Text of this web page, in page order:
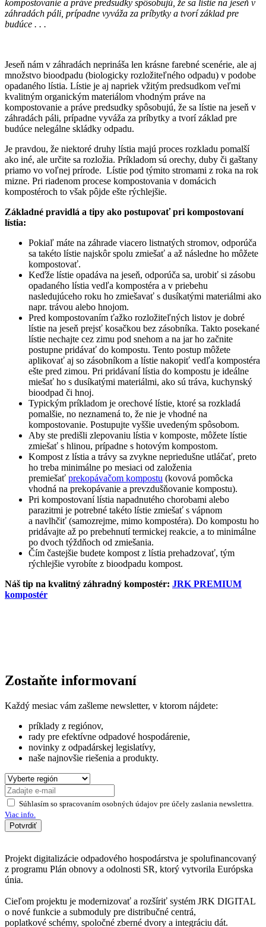
kompostovanie a práve predsudky spôsobujú, že sa lístie na jeseň v
záhradách páli, prípadne vyváža za príbytky a tvorí základ pre
budúce . . .
Jeseň nám v záhradách neprináša len krásne farebné scenérie, ale aj
množstvo bioodpadu (biologicky rozložiteľného odpadu) v podobe
opadaného lístia. Lístie je aj napriek vžitým predsudkom veľmi
kvalitným organickým materiálom vhodným práve na
kompostovanie a práve predsudky spôsobujú, že sa lístie na jeseň v
záhradách páli, prípadne vyváža za príbytky a tvorí základ pre
budúce nelegálne skládky odpadu.
Je pravdou, že niektoré druhy lístia majú proces rozkladu pomalší
ako iné, ale určite sa rozložia. Príkladom sú orechy, duby či gaštany
priamo vo voľnej prírode. Lístie pod týmito stromami z roka na rok
mizne. Pri riadenom procese kompostovania v domácich
kompostéroch to však pôjde ešte rýchlejšie.
Základné pravidlá a tipy ako postupovať pri kompostovaní
lístia:
Pokiaľ máte na záhrade viacero listnatých stromov, odporúča
sa takéto lístie najskôr spolu zmiešať a až následne ho môžete
kompostovať.
Keďže lístie opadáva na jeseň, odporúča sa, urobiť si zásobu
opadaného lístia vedľa kompostéra a v priebehu
nasledujúceho roku ho zmiešavať s dusíkatými materiálmi ako
napr. trávou alebo hnojom.
Pred kompostovaním ťažko rozložiteľných listov je dobré
lístie na jeseň prejsť kosačkou bez zásobníka. Takto posekané
lístie nechajte cez zimu pod snehom a na jar ho začnite
postupne pridávať do kompostu. Tento postup môžete
aplikovať aj so zásobníkom a lístie nakopiť vedľa kompostéra
ešte pred zimou. Pri pridávaní lístia do kompostu je ideálne
miešať ho s dusíkatými materiálmi, ako sú tráva, kuchynský
bioodpad či hnoj.
Typickým príkladom je orechové lístie, ktoré sa rozkladá
pomalšie, no neznamená to, že nie je vhodné na
kompostovanie. Postupujte vyššie uvedeným spôsobom.
Aby ste predišli zlepovaniu lístia v komposte, môžete lístie
zmiešať s hlinou, prípadne s hotovým kompostom.
Kompost z lístia a trávy sa zvykne nepriedušne utláčať, preto
ho treba minimálne po mesiaci od založenia
premiešať prekopávačom kompostu (kovová pomôcka
vhodná na prekopávanie a prevzdušňovanie kompostu).
Pri kompostovaní lístia napadnutého chorobami alebo
parazitmi je potrebné takéto lístie zmiešať s vápnom
a navlhčiť (samozrejme, mimo kompostéra). Do kompostu ho
pridávajte až po prebehnutí termickej reakcie, a to minimálne
po dvoch týždňoch od zmiešania.
Čím častejšie budete kompost z lístia prehadzovať, tým
rýchlejšie vyrobíte z bioodpadu kompost.
Náš tip na kvalitný záhradný kompostér: JRK PREMIUM
kompostér
Zostaňte informovaní
Každý mesiac vám zašleme newsletter, v ktorom nájdete:
príklady z regiónov,
rady pre efektívne odpadové hospodárenie,
novinky z odpadárskej legislatívy,
naše najnovšie riešenia a produkty.
Súhlasím so spracovaním osobných údajov pre účely zaslania newslettra.
Viac info.
Potvrdiť
Projekt digitalizácie odpadového hospodárstva je spolufinancovaný
z programu Plán obnovy a odolnosti SR, ktorý vytvorila Európska
únia.
Cieľom projektu je modernizovať a rozšíriť systém JRK DIGITAL
o nové funkcie a submoduly pre distribučné centrá,
poplatkové schémy, spoločné zberné dvory a integráciu dát.